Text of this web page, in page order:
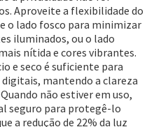
Aproveite a flexibilidade do
o lado fosco para minimizar
iluminados, ou o lado
nítida e cores vibrantes.
e seco é suficiente para
mantendo a clareza
não estiver em uso,
seguro para protegê-lo
a redução de 22% da luz